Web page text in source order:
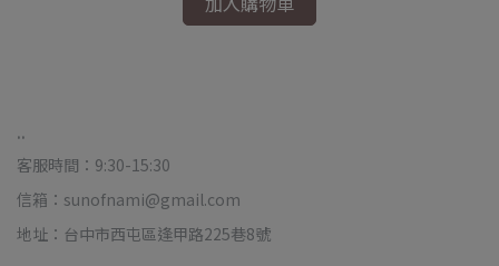
..
客服時間：9:30-15:30
信箱：sunofnami@gmail.com
地址：台中市西屯區逢甲路225巷8號